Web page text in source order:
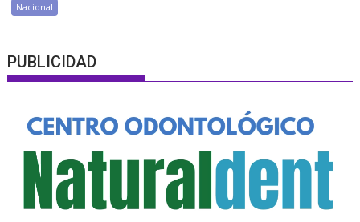
Nacional
PUBLICIDAD